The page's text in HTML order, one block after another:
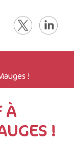
!
À
!